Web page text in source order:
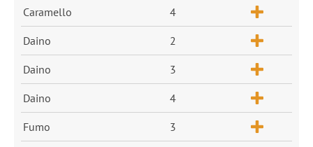
Caramello 4
Daino 2
Daino 3
Daino 4
Fumo 3